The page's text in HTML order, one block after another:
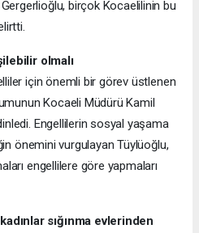
Gergerlioğlu, birçok Kocaelilinin bu
olmalı
için önemli bir görev üstlenen
Kocaeli Müdürü Kamil
Engellilerin sosyal yaşama
önemini vurgulayan Tüylüoğlu,
engellilere göre yapmaları
sığınma evlerinden